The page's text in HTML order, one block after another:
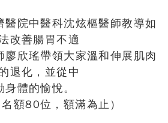
醫科沈炫樞醫師教導如
改善腸胃不適
帶領大家溫和伸展肌肉
退化，並從中
的愉悅。
額80位，額滿為止）